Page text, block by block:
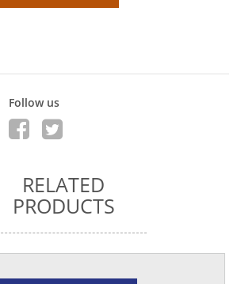
Follow us
RELATED
PRODUCTS